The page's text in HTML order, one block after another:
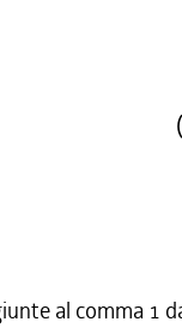
al comma 1